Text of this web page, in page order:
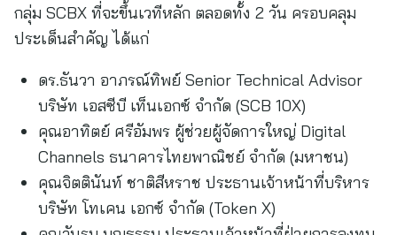
กลุ่ม SCBX ที่จะขึ้นเวทีหลัก ตลอดทั้ง 2 วัน ครอบคลุม
ประเด็นสำคัญ ได้แก่
ดร.ธันวา อาภรณ์ทิพย์ Senior Technical Advisor
บริษัท เอสซีบี เท็นเอกซ์ จำกัด (SCB 10X)
คุณอาทิตย์ ศรีอัมพร ผู้ช่วยผู้จัดการใหญ่ Digital
Channels ธนาคารไทยพาณิชย์ จำกัด (มหาชน)
คุณจิตตินันท์ ชาติสีหราช ประธานเจ้าหน้าที่บริหาร
บริษัท โทเคน เอกซ์ จำกัด (Token X)